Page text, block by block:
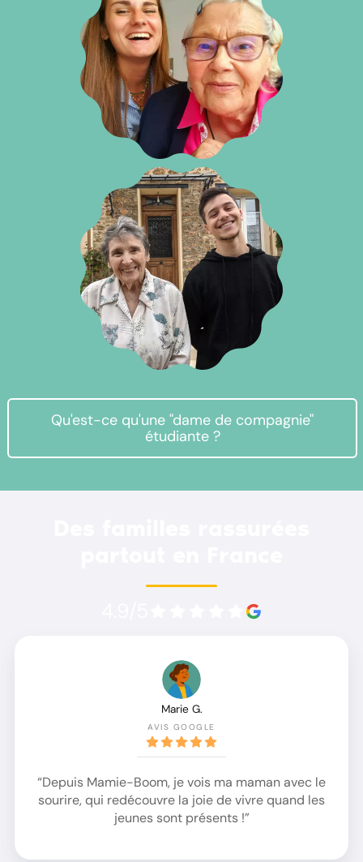
Qu'est-ce qu'une "dame de compagnie"
étudiante ?
Marie G.
AVIS GOOGLE
“Depuis Mamie-Boom, je vois ma maman avec le
sourire, qui redécouvre la joie de vivre quand les
jeunes sont présents !”